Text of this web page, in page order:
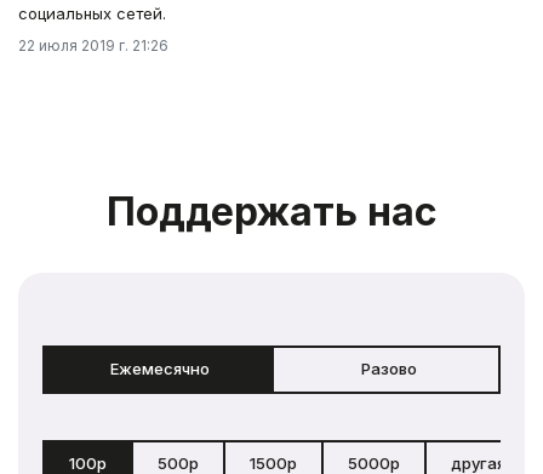
социальных сетей.
22 июля 2019 г. 21:26
Поддержать нас
Ежемесячно Разово
100р 500р 1500р 5000р другая